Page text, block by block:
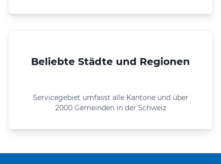
Beliebte Städte und Regionen
Servicegebiet umfasst alle Kantone und über
2000 Gemeinden in der Schweiz